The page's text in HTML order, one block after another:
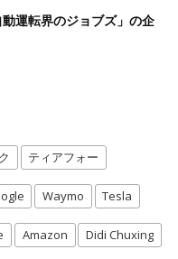
運転界のジョブズ」の企
ティアフォー
Waymo Tesla
Amazon Didi Chuxing